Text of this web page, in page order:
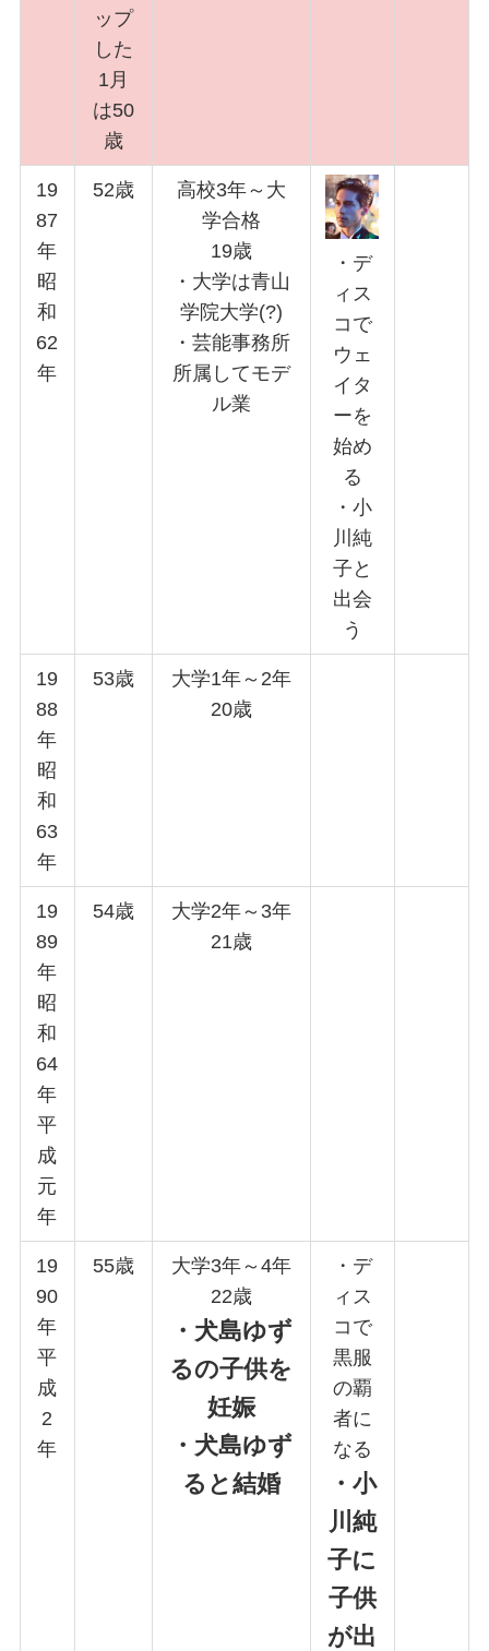
ップ
した
1月
は50
歳
19
87
年
昭
和
62
年
52歳
高校3年～大
学合格
19歳
・大学は青山
学院大学(?)
・芸能事務所
所属してモデ
ル業
・デ
ィス
コで
ウェ
イタ
ーを
始め
る
・小
川純
子と
出会
う
19
88
年
昭
和
63
年
53歳
大学1年～2年
20歳
19
89
年
昭
和
64
年
平
成
元
年
54歳
大学2年～3年
21歳
19
90
年
平
成
2
年
55歳
大学3年～4年
22歳
・犬島ゆず
るの子供を
妊娠
・ 犬島ゆず
ると結婚
・デ
ィス
コで
黒服
の覇
者に
なる
・小
川純
子に
子供
が出